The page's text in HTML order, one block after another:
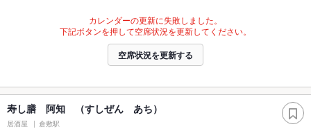
カレンダーの更新に失敗しました。
下記ボタンを押して空席状況を更新してください。
空席状況を更新する
寿し膳 阿知 （すしぜん あち）
居酒屋 倉敷駅